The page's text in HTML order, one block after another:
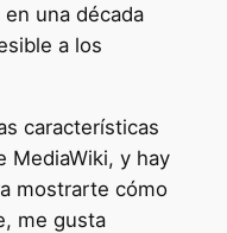
una década
a los
características
MediaWiki, y hay
mostrarte cómo
me gusta